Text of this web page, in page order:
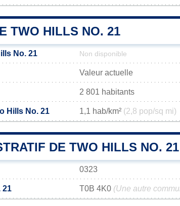
TWO HILLS NO. 21
No. 21 Non disponible
Valeur actuelle
2 801 habitants
Hills No. 21 1,1 hab/km² (2,8 pop/sq mi)
DE TWO HILLS NO. 21
0323
21 T0B 4K0 (Une autre